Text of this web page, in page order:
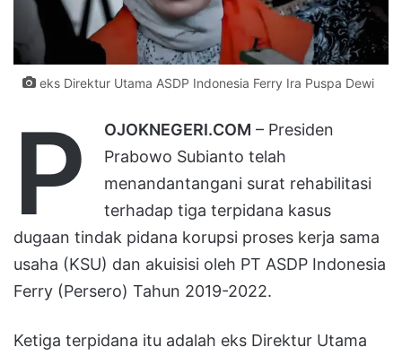
eks Direktur Utama ASDP Indonesia Ferry Ira Puspa Dewi
P OJOKNEGERI.COM – Presiden
Prabowo Subianto telah
menandantangani surat rehabilitasi
terhadap tiga terpidana kasus
dugaan tindak pidana korupsi proses kerja sama
usaha (KSU) dan akuisisi oleh PT ASDP Indonesia
Ferry (Persero) Tahun 2019-2022.
Ketiga terpidana itu adalah eks Direktur Utama